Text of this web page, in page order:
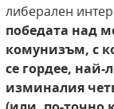
либерален
победата над
комунизъм, с
се гордее,
изминалия